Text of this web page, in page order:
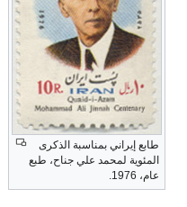
طابع إيراني بمناسبة الذكرى
المئوية لمحمد علي جناح، طبع
عام، 1976.